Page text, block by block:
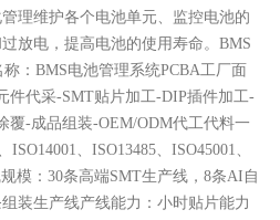
理维护各个电池单元、监控电池的
放电，提高电池的使用寿命。BMS
：BMS电池管理系统PCBA工厂面
件代采-SMT贴片加工-DIP插件加工-
覆-成品组装-OEM/ODM代工代料一
、ISO13485、ISO45001、
模：30条高端SMT生产线，8条AI自
装生产线产线能力：小时贴片能力